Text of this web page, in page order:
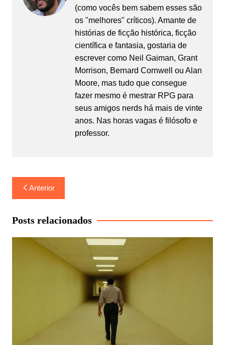
(como vocês bem sabem esses são
os "melhores" críticos). Amante de
histórias de ficção histórica, ficção
científica e fantasia, gostaria de
escrever como Neil Gaiman, Grant
Morrison, Bernard Cornwell ou Alan
Moore, mas tudo que consegue
fazer mesmo é mestrar RPG para
seus amigos nerds há mais de vinte
anos. Nas horas vagas é filósofo e
professor.
Navegação
de
Post
Anterior
Posts relacionados